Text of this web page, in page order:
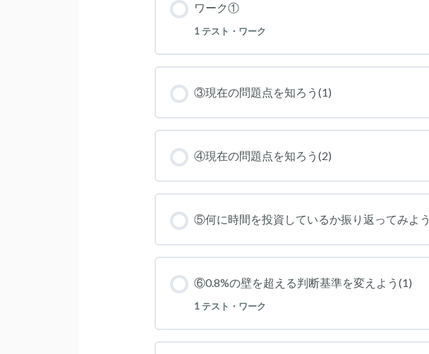
ワーク①
1 テスト・ワーク
③現在の問題点を知ろう(1)
④現在の問題点を知ろう(2)
⑤何に時間を投資しているか振り返ってみよう
⑥0.8%の壁を超える判断基準を変えよう(1)
1 テスト・ワーク